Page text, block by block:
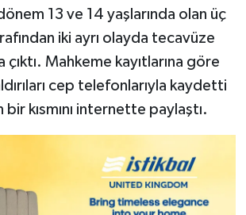
13 ve 14 yaşlarında olan üç
iki ayrı olayda tecavüze
çıktı. Mahkeme kayıtlarına göre
cep telefonlarıyla kaydetti
kısmını internette paylaştı.